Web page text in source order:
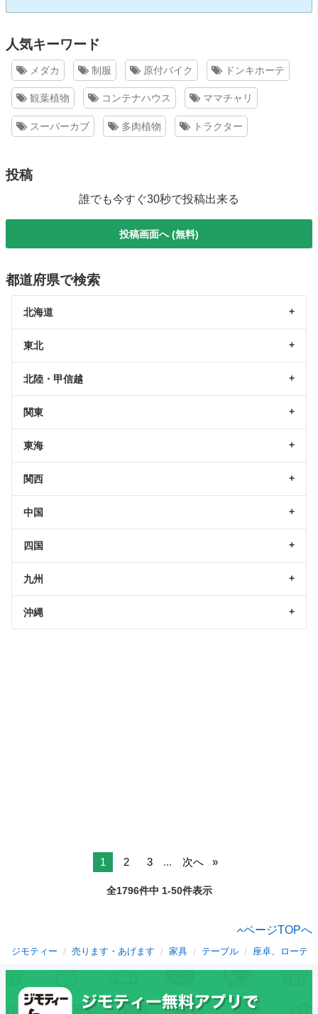
人気キーワード
メダカ 制服 原付バイク ドンキホーテ
観葉植物 コンテナハウス ママチャリ
スーパーカブ 多肉植物 トラクター
投稿
誰でも今すぐ30秒で投稿出来る
投稿画面へ (無料)
都道府県で検索
北海道
東北
北陸・甲信越
関東
東海
関西
中国
四国
九州
沖縄
1 2 3 ... 次へ
全1796件中 1-50件表示
ページTOPへ
ジモティー 売ります・あげます 家具 テーブル 座卓、ローテ